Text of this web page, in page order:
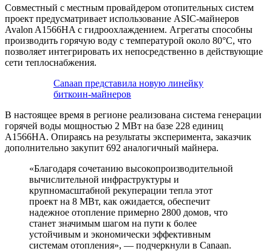
Совместный с местным провайдером отопительных систем
проект предусматривает использование ASIC-майнеров
Avalon A1566HA с гидроохлаждением. Агрегаты способны
производить горячую воду с температурой около 80°C, что
позволяет интегрировать их непосредственно в действующие
сети теплоснабжения.
Canaan представила новую линейку
биткоин-майнеров
В настоящее время в регионе реализована система генерации
горячей воды мощностью 2 МВт на базе 228 единиц
A1566HA. Опираясь на результаты эксперимента, заказчик
дополнительно закупит 692 аналогичный майнера.
«Благодаря сочетанию высокопроизводительной
вычислительной инфраструктуры и
крупномасштабной рекуперации тепла этот
проект на 8 МВт, как ожидается, обеспечит
надежное отопление примерно 2800 домов, что
станет значимым шагом на пути к более
устойчивым и экономически эффективным
системам отопления», — подчеркнули в Canaan.